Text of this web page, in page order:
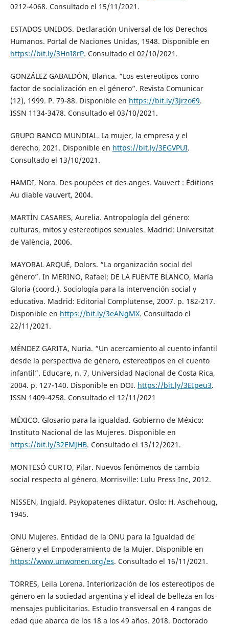
0212-4068. Consultado el 15/11/2021.
ESTADOS UNIDOS. Declaración Universal de los Derechos
Humanos. Portal de Naciones Unidas, 1948. Disponible en
https://bit.ly/3HnI8rP. Consultado el 02/10/2021.
GONZÁLEZ GABALDÓN, Blanca. “Los estereotipos como
factor de socialización en el género”. Revista Comunicar
(12), 1999. P. 79-88. Disponible en https://bit.ly/3Jrzo69.
ISSN 1134-3478. Consultado el 03/10/2021.
GRUPO BANCO MUNDIAL. La mujer, la empresa y el
derecho, 2021. Disponible en https://bit.ly/3EGVPUI.
Consultado el 13/10/2021.
HAMDI, Nora. Des poupées et des anges. Vauvert : Éditions
Au diable vauvert, 2004.
MARTÍN CASARES, Aurelia. Antropología del género:
culturas, mitos y estereotipos sexuales. Madrid: Universitat
de València, 2006.
MAYORAL ARQUÉ, Dolors. “La organización social del
género”. In MERINO, Rafael; DE LA FUENTE BLANCO, María
Gloria (coord.). Sociología para la intervención social y
educativa. Madrid: Editorial Complutense, 2007. p. 182-217.
Disponible en https://bit.ly/3eANgMX. Consultado el
22/11/2021.
MÉNDEZ GARITA, Nuria. “Un acercamiento al cuento infantil
desde la perspectiva de género, estereotipos en el cuento
infantil”. Educare, n. 7, Universidad Nacional de Costa Rica,
2004. p. 127-140. Disponible en DOI. https://bit.ly/3EIpeu3.
ISSN 1409-4258. Consultado el 12/11/2021
MÉXICO. Glosario para la igualdad. Gobierno de México:
Instituto Nacional de las Mujeres. Disponible en
https://bit.ly/32EMJHB. Consultado el 13/12/2021.
MONTESÓ CURTO, Pilar. Nuevos fenómenos de cambio
social respecto al género. Morrisville: Lulu Press Inc, 2012.
NISSEN, Ingjald. Psykopatenes diktatur. Oslo: H. Aschehoug,
1945.
ONU Mujeres. Entidad de la ONU para la Igualdad de
Género y el Empoderamiento de la Mujer. Disponible en
https://www.unwomen.org/es. Consultado el 16/11/2021.
TORRES, Leila Lorena. Interiorización de los estereotipos de
género en la sociedad argentina y el ideal de belleza en los
mensajes publicitarios. Estudio transversal en 4 rangos de
edad que abarca de los 18 a los 49 años. 2018. Doctorado